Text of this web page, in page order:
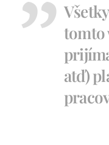
tomto
atď)